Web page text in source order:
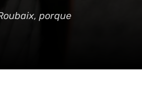
porque